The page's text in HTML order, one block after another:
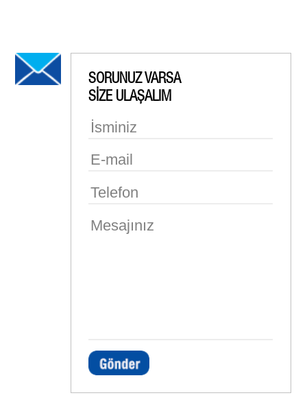
SORUNUZ VARSA
SİZE ULAŞALIM